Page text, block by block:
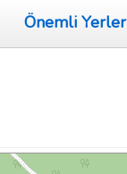
Önemli Yerler